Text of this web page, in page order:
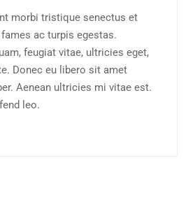
morbi tristique senectus et
ac turpis egestas.
feugiat vitae, ultricies eget,
Donec eu libero sit amet
Aenean ultricies mi vitae est.
leo.